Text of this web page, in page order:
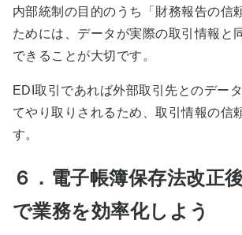
内部統制の目的のうち「財務報告の信
ためには、データが実際の取引情報と
できることが大切です。
EDI取引であれば外部取引先とのデー
てやり取りされるため、取引情報の信
す。
６．電子帳簿保存法改正
で業務を効率化しよう